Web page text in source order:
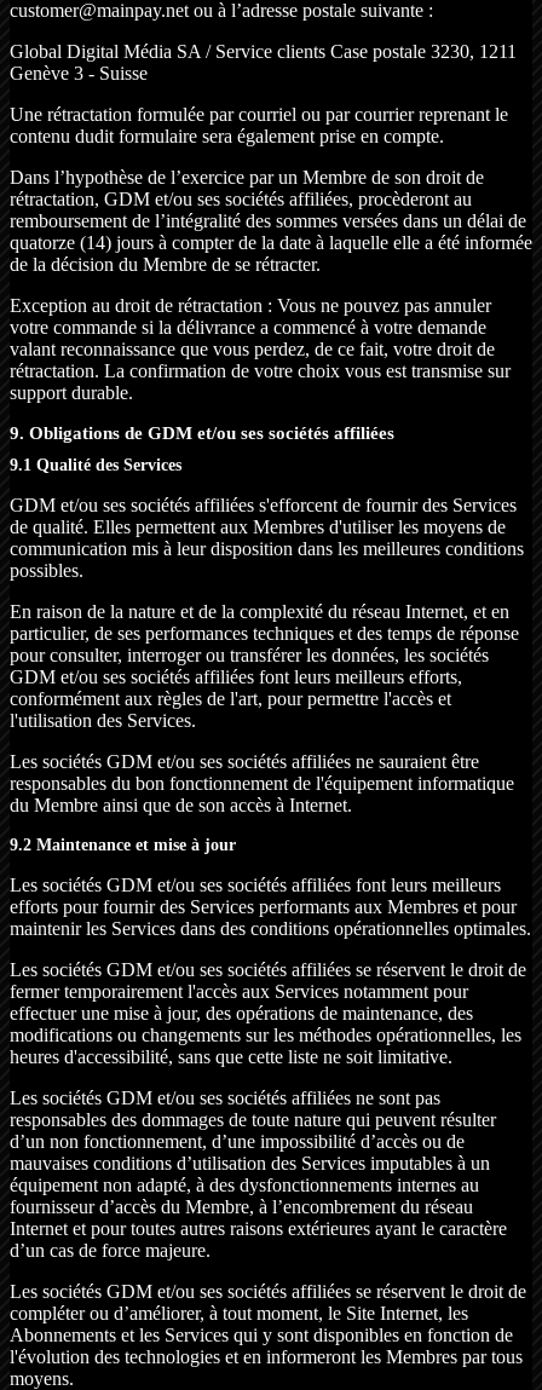
customer@mainpay.net ou à l’adresse postale suivante :
Global Digital Média SA / Service clients Case postale 3230, 1211
Genève 3 - Suisse
Une rétractation formulée par courriel ou par courrier reprenant le
contenu dudit formulaire sera également prise en compte.
Dans l’hypothèse de l’exercice par un Membre de son droit de
rétractation, GDM et/ou ses sociétés affiliées, procèderont au
remboursement de l’intégralité des sommes versées dans un délai de
quatorze (14) jours à compter de la date à laquelle elle a été informée
de la décision du Membre de se rétracter.
Exception au droit de rétractation : Vous ne pouvez pas annuler
votre commande si la délivrance a commencé à votre demande
valant reconnaissance que vous perdez, de ce fait, votre droit de
rétractation. La confirmation de votre choix vous est transmise sur
support durable.
9. Obligations de GDM et/ou ses sociétés affiliées
9.1 Qualité des Services
GDM et/ou ses sociétés affiliées s'efforcent de fournir des Services
de qualité. Elles permettent aux Membres d'utiliser les moyens de
communication mis à leur disposition dans les meilleures conditions
possibles.
En raison de la nature et de la complexité du réseau Internet, et en
particulier, de ses performances techniques et des temps de réponse
pour consulter, interroger ou transférer les données, les sociétés
GDM et/ou ses sociétés affiliées font leurs meilleurs efforts,
conformément aux règles de l'art, pour permettre l'accès et
l'utilisation des Services.
Les sociétés GDM et/ou ses sociétés affiliées ne sauraient être
responsables du bon fonctionnement de l'équipement informatique
du Membre ainsi que de son accès à Internet.
9.2 Maintenance et mise à jour
Les sociétés GDM et/ou ses sociétés affiliées font leurs meilleurs
efforts pour fournir des Services performants aux Membres et pour
maintenir les Services dans des conditions opérationnelles optimales.
Les sociétés GDM et/ou ses sociétés affiliées se réservent le droit de
fermer temporairement l'accès aux Services notamment pour
effectuer une mise à jour, des opérations de maintenance, des
modifications ou changements sur les méthodes opérationnelles, les
heures d'accessibilité, sans que cette liste ne soit limitative.
Les sociétés GDM et/ou ses sociétés affiliées ne sont pas
responsables des dommages de toute nature qui peuvent résulter
d’un non fonctionnement, d’une impossibilité d’accès ou de
mauvaises conditions d’utilisation des Services imputables à un
équipement non adapté, à des dysfonctionnements internes au
fournisseur d’accès du Membre, à l’encombrement du réseau
Internet et pour toutes autres raisons extérieures ayant le caractère
d’un cas de force majeure.
Les sociétés GDM et/ou ses sociétés affiliées se réservent le droit de
compléter ou d’améliorer, à tout moment, le Site Internet, les
Abonnements et les Services qui y sont disponibles en fonction de
l'évolution des technologies et en informeront les Membres par tous
moyens.